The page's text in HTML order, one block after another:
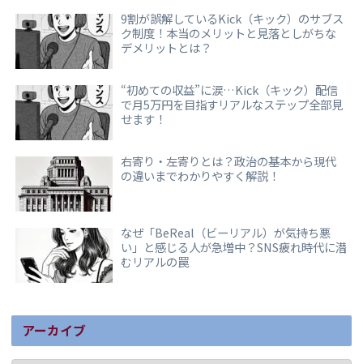
9割が誤解しているKick（キック）のサブス
ク制度！本当のメリットと見落としがちな
デメリットとは？
“初めての収益”に涙…Kick（キック）配信
で月5万円を目指すリアルなステップ全部見
せます！
右寄り・左寄りとは？政治の基本から現代
の違いまでわかりやすく解説！
なぜ「BeReal（ビーリアル）が気持ち悪
い」と感じる人が急増中？SNS疲れ時代に潜
むリアルの罠
アーカイブ